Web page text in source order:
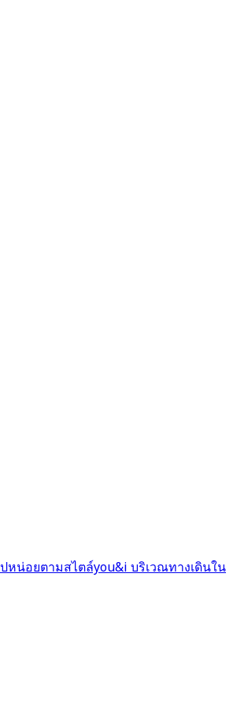
น่อยตามสไตล์you&i บริเวณทางเดินใน